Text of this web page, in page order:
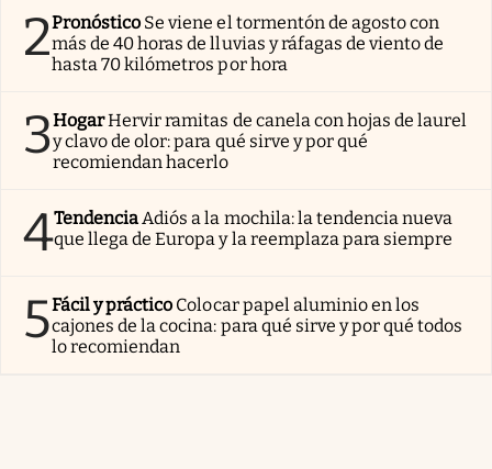
2Pronóstico Se viene el tormentón de agosto con
más de 40 horas de lluvias y ráfagas de viento de
hasta 70 kilómetros por hora
3HogarHervir ramitas de canela con hojas de laurel
y clavo de olor: para qué sirve y por qué
recomiendan hacerlo
4TendenciaAdiós a la mochila: la tendencia nueva
que llega de Europa y la reemplaza para siempre
5Fácil y práctico Colocar papel aluminio en los
cajones de la cocina: para qué sirve y por qué todos
lo recomiendan